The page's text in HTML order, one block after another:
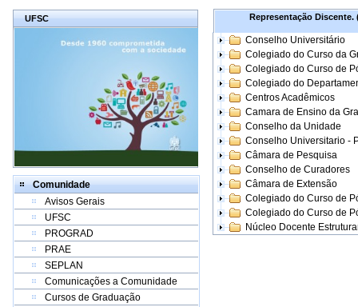
UFSC
Comunidade
Avisos Gerais
UFSC
PROGRAD
PRAE
SEPLAN
Comunicações a Comunidade
Cursos de Graduação
Representação Discente.
Conselho Universitário
Colegiado do Curso da
Colegiado do Curso de
Colegiado do
Centros Acadêmicos
Camara de Ensino da
Conselho da Unidade
Conselho Universitario -
Câmara de Pesquisa
Conselho de Curadores
Câmara de Extensão
Colegiado do Curso de
Colegiado do Curso de
Núcleo Docente